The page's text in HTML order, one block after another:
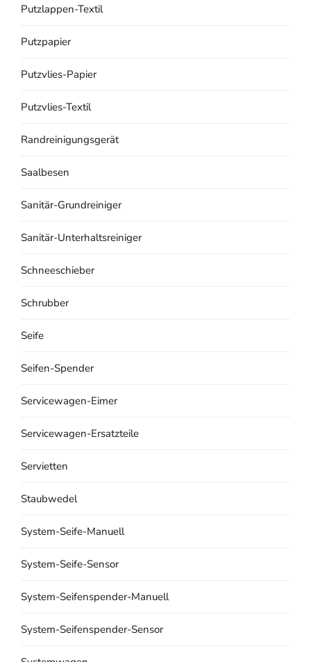
Putzlappen-Textil
Putzpapier
Putzvlies-Papier
Putzvlies-Textil
Randreinigungsgerät
Saalbesen
Sanitär-Grundreiniger
Sanitär-Unterhaltsreiniger
Schneeschieber
Schrubber
Seife
Seifen-Spender
Servicewagen-Eimer
Servicewagen-Ersatzteile
Servietten
Staubwedel
System-Seife-Manuell
System-Seife-Sensor
System-Seifenspender-Manuell
System-Seifenspender-Sensor